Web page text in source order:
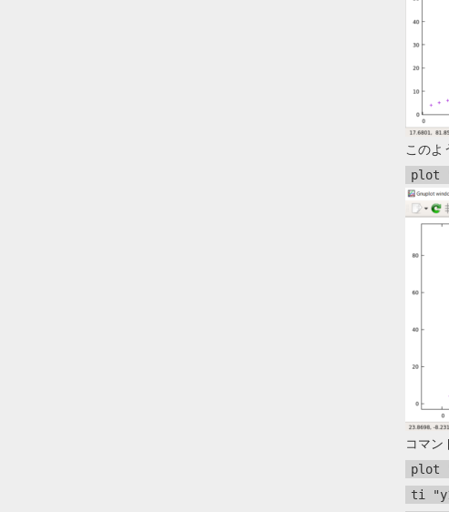
このよ
plot
コマン
plot
ti